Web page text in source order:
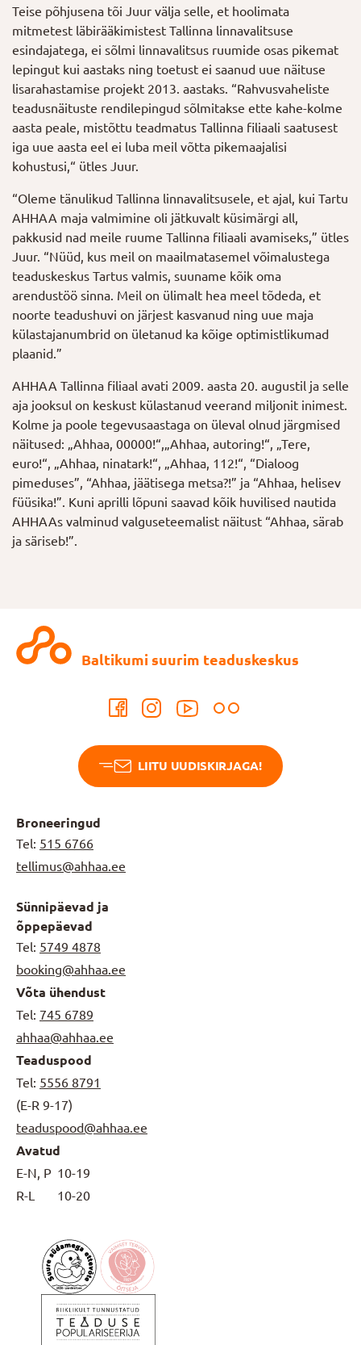
Teise põhjusena tõi Juur välja selle, et hoolimata
mitmetest läbirääkimistest Tallinna linnavalitsuse
esindajatega, ei sõlmi linnavalitsus ruumide osas pikemat
lepingut kui aastaks ning toetust ei saanud uue näituse
lisarahastamise projekt 2013. aastaks. “Rahvusvaheliste
teadusnäituste rendilepingud sõlmitakse ette kahe-kolme
aasta peale, mistõttu teadmatus Tallinna filiaali saatusest
iga uue aasta eel ei luba meil võtta pikemaajalisi
kohustusi,“ ütles Juur.
“Oleme tänulikud Tallinna linnavalitsusele, et ajal, kui Tartu
AHHAA maja valmimine oli jätkuvalt küsimärgi all,
pakkusid nad meile ruume Tallinna filiaali avamiseks,” ütles
Juur. “Nüüd, kus meil on maailmatasemel võimalustega
teaduskeskus Tartus valmis, suuname kõik oma
arendustöö sinna. Meil on ülimalt hea meel tõdeda, et
noorte teadushuvi on järjest kasvanud ning uue maja
külastajanumbrid on ületanud ka kõige optimistlikumad
plaanid.”
AHHAA Tallinna filiaal avati 2009. aasta 20. augustil ja selle
aja jooksul on keskust külastanud veerand miljonit inimest.
Kolme ja poole tegevusaastaga on üleval olnud järgmised
näitused: „Ahhaa, 00000!“,„Ahhaa, autoring!“, „Tere,
euro!“, „Ahhaa, ninatark!“, „Ahhaa, 112!“, “Dialoog
pimeduses”, “Ahhaa, jäätisega metsa?!” ja “Ahhaa, helisev
füüsika!”. Kuni aprilli lõpuni saavad kõik huvilised nautida
AHHAAs valminud valguseteemalist näitust “Ahhaa, särab
ja säriseb!”.
Baltikumi suurim teaduskeskus
LIITU UUDISKIRJAGA!
Broneeringud
Tel: 515 6766
tellimus@ahhaa.ee
Sünnipäevad ja
õppepäevad
Tel: 5749 4878
booking@ahhaa.ee
Võta ühendust
Tel: 745 6789
ahhaa@ahhaa.ee
Teaduspood
Tel: 5556 8791
(E-R 9-17)
teaduspood@ahhaa.ee
Avatud
E-N, P 10-19
R-L
10-20